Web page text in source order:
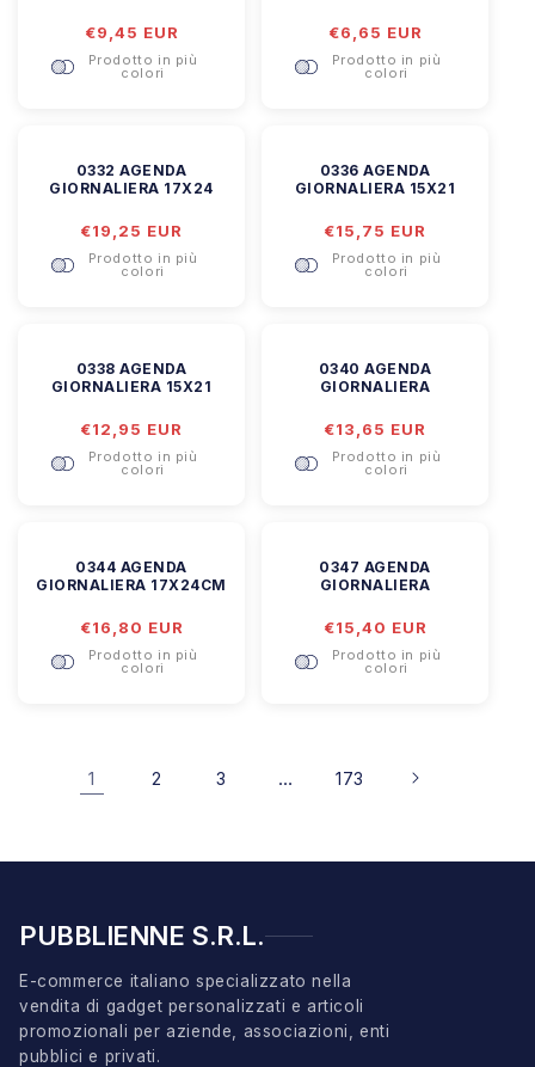
Prezzo
listino
€9,45 EUR
Prodotto in più
colori
Prezzo
listino
€6,65 EUR
Prodotto in più
colori
0332 AGENDA
GIORNALIERA 17X24
Prezzo
listino
€19,25 EUR
Prodotto in più
colori
0336 AGENDA
GIORNALIERA 15X21
Prezzo
listino
€15,75 EUR
Prodotto in più
colori
0338 AGENDA
GIORNALIERA 15X21
Prezzo
listino
€12,95 EUR
Prodotto in più
colori
0340 AGENDA
GIORNALIERA
Prezzo
listino
€13,65 EUR
Prodotto in più
colori
0344 AGENDA
GIORNALIERA 17X24CM
Prezzo
listino
€16,80 EUR
Prodotto in più
colori
0347 AGENDA
GIORNALIERA
Prezzo
listino
€15,40 EUR
Prodotto in più
colori
1 2 3 … 173
PUBBLIENNE S.R.L.
E-commerce italiano specializzato nella
vendita di gadget personalizzati e articoli
promozionali per aziende, associazioni, enti
pubblici e privati.